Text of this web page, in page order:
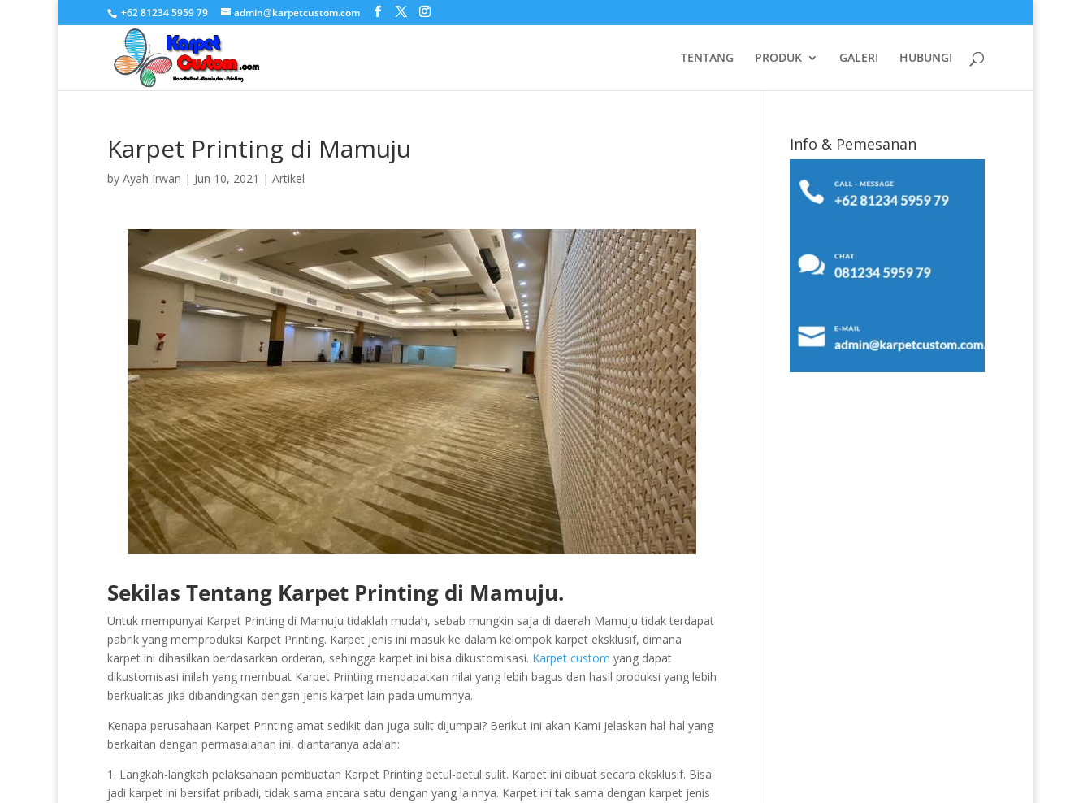
+62 81234 5959 79 admin@karpetcustom.com
TENTANG PRODUK GALERI HUBUNGI
Karpet Printing di Mamuju
by Ayah Irwan | Jun 10, 2021 | Artikel
Sekilas Tentang Karpet Printing di Mamuju.
Untuk mempunyai Karpet Printing di Mamuju tidaklah mudah, sebab mungkin saja di daerah Mamuju tidak terdapat
pabrik yang memproduksi Karpet Printing. Karpet jenis ini masuk ke dalam kelompok karpet eksklusif, dimana
karpet ini dihasilkan berdasarkan orderan, sehingga karpet ini bisa dikustomisasi. Karpet custom yang dapat
dikustomisasi inilah yang membuat Karpet Printing mendapatkan nilai yang lebih bagus dan hasil produksi yang lebih
berkualitas jika dibandingkan dengan jenis karpet lain pada umumnya.
Kenapa perusahaan Karpet Printing amat sedikit dan juga sulit dijumpai? Berikut ini akan Kami jelaskan hal-hal yang
berkaitan dengan permasalahan ini, diantaranya adalah:
1. Langkah-langkah pelaksanaan pembuatan Karpet Printing betul-betul sulit. Karpet ini dibuat secara eksklusif. Bisa
jadi karpet ini bersifat pribadi, tidak sama antara satu dengan yang lainnya. Karpet ini tak sama dengan karpet jenis
Info & Pemesanan